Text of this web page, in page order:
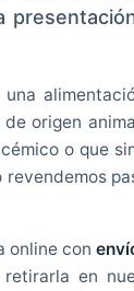
una
de origen
o que
online con
en